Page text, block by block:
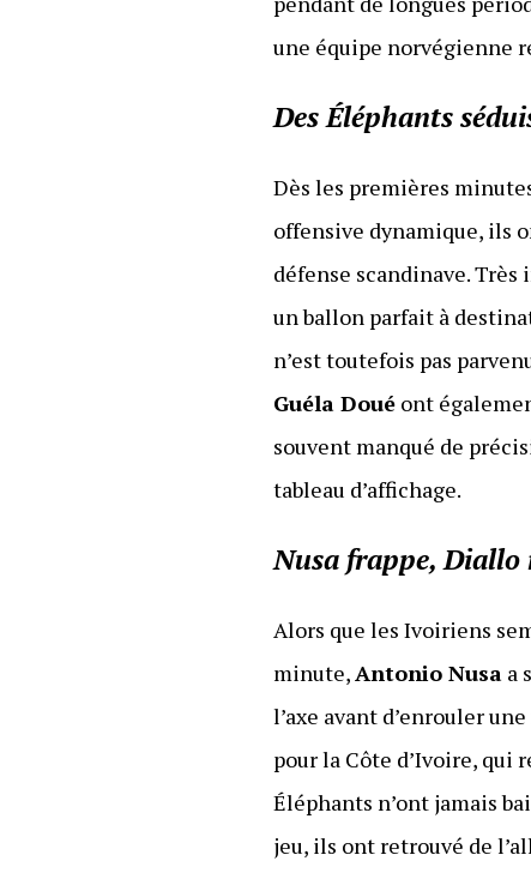
une équipe norvégienne
Des Éléphants
Dès les premières
offensive dynamique, ils
défense scandinave.
un ballon parfait à
n’est toutefois pas
Guéla Doué ont
souvent manqué de
tableau d’affichage.
Nusa frappe, Diallo
Alors que les Ivoiriens
minute,Antonio Nusa a
l’axe avant d’enrouler
pour la Côte d’Ivoire, qui
Éléphants n’ont jamais
jeu, ils ont retrouvé de